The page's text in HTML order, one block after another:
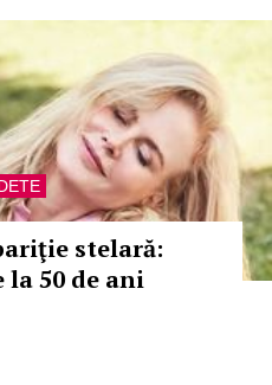
stelară:
la 50 de ani